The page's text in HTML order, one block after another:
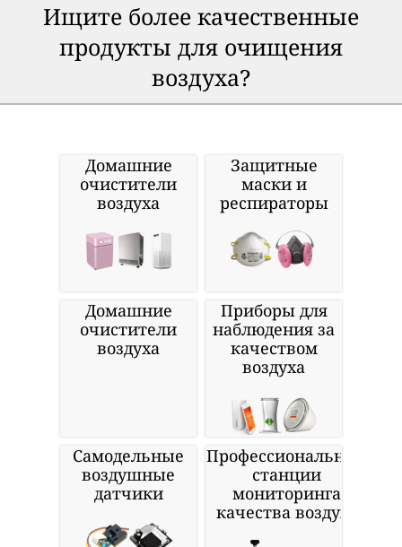
Ищите более качественные
продукты для очищения
воздуха?
Домашние
очистители
воздуха
Защитные
маски и
респираторы
Домашние
очистители
воздуха
Приборы для
наблюдения за
качеством
воздуха
Самодельные
воздушные
датчики
Профессиональные
станции
мониторинга
качества воздуха